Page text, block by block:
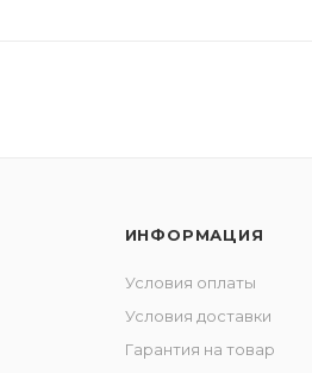
ИНФОРМАЦИЯ
Условия оплаты
Условия доставки
Гарантия на товар